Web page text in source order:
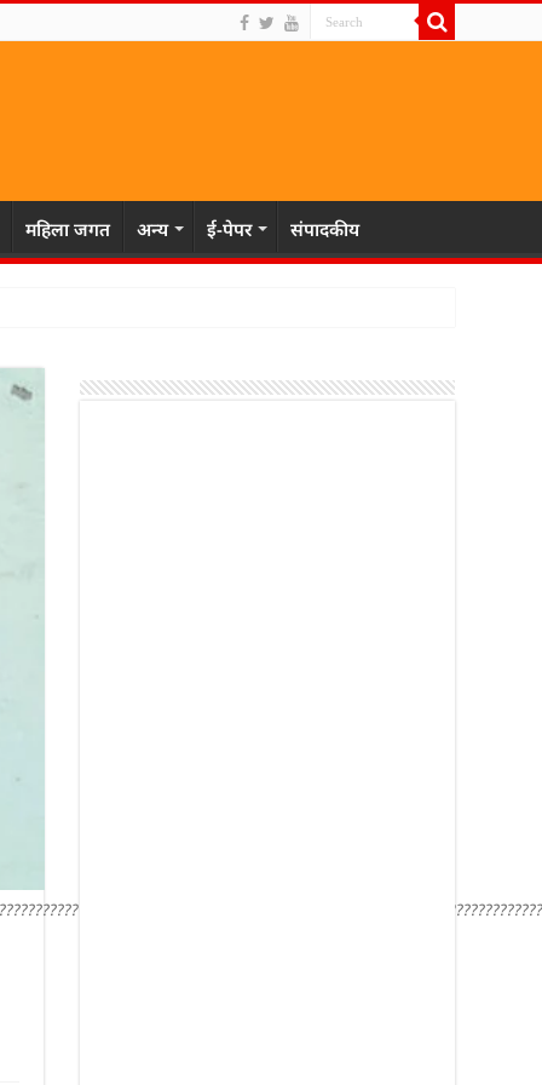
महिला जगत अन्य ई-पेपर संपादकीय